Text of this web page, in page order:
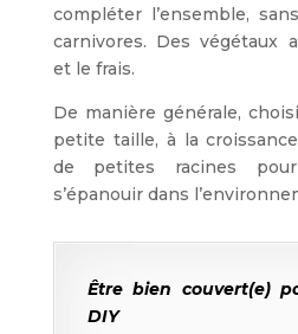
compléter l’ensemble,
carnivores. Des végétaux
et le frais.
De manière générale,
petite taille, à la
de petites racines pour
s’épanouir dans
Être bien couvert(e)
DIY